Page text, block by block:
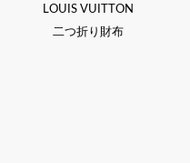
LOUIS VUITTON
二つ折り財布